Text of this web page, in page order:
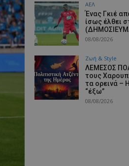
ΑΕΛ
Ένας Γκιέ
ίσως έλθει
08/08/2026
Ζωή & Style
ΛΕΜΕΣΟΣ
τους
τα ορεινά –
“έξω”
08/08/2026